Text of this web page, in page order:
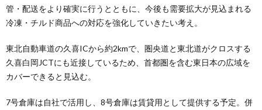
管・配送をより確実に行うとともに、今後も需要拡大が見込まれる
冷凍・チルド商品への対応を強化していきたい考え。
東北自動車道の久喜ICから約2kmで、圏央道と東北道がクロスする
久喜白岡JCTにも近接しているため、首都圏を含む東日本の広域を
カバーできると見込む。
7号倉庫は自社で活用し、8号倉庫は賃貸用として提供する予定。併